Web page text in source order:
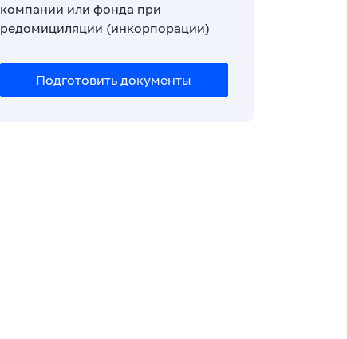
компании или фонда при
редомициляции (инкорпорации)
Подготовить документы